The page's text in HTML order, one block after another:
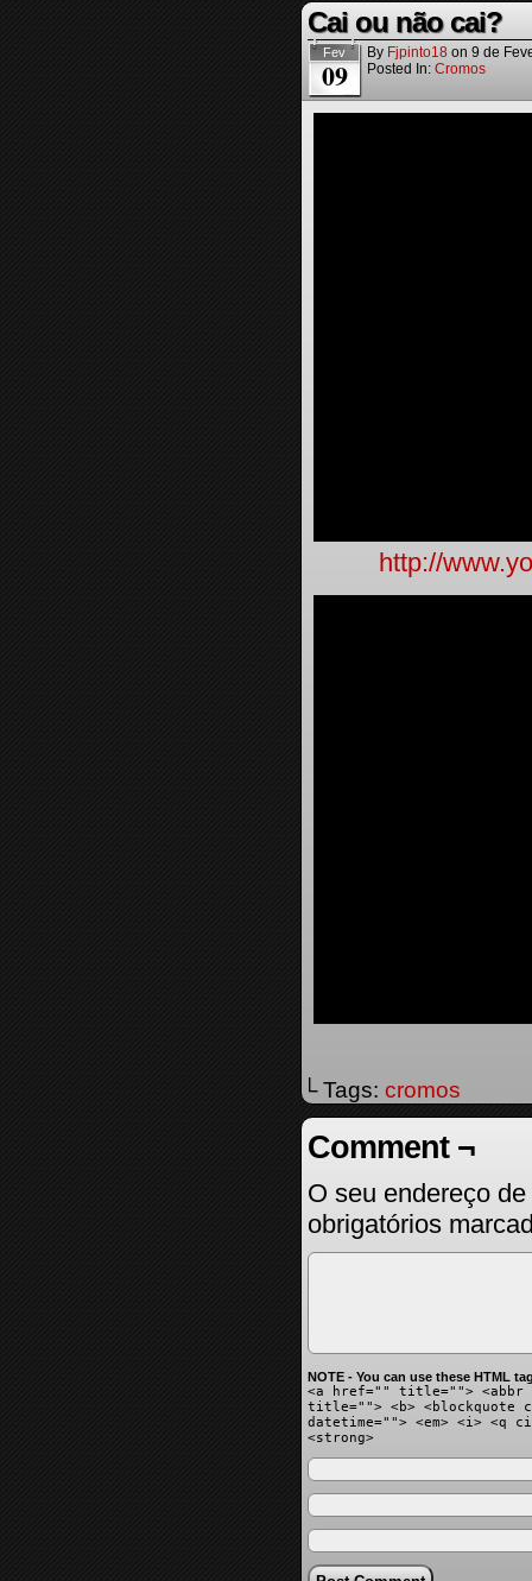
Cai ou não cai?
Fev
09
By Fjpinto18 on 9 de
Posted In: Cromos
http://
└ Tags: cromos
Comment ¬
O seu endereço
obrigatórios
NOTE - You can use these HTML
<a href="" title=""> <abbr
title=""> <b> <blockquote
datetime=""> <em> <i> <q
<strong>